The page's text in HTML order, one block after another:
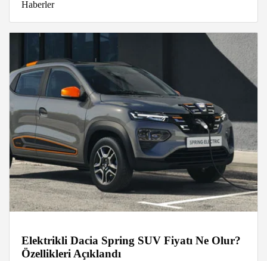
Haberler
Elektrikli Dacia Spring SUV Fiyatı Ne Olur?
Özellikleri Açıklandı